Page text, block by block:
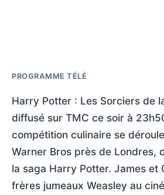
PROGRAMME TÉLÉ
Harry Potter : Les Sorciers de
diffusé sur TMC ce soir à
compétition culinaire se
Warner Bros près de Londres,
la saga Harry Potter. James et
frères jumeaux Weasley au